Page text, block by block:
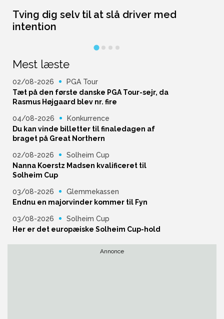
Tving dig selv til at slå driver med
intention
Mest læste
02/08-2026
PGA Tour
Tæt på den første danske PGA Tour-sejr, da
Rasmus Højgaard blev nr. fire
04/08-2026
Konkurrence
Du kan vinde billetter til finaledagen af
braget på Great Northern
02/08-2026
Solheim Cup
Nanna Koerstz Madsen kvalificeret til
Solheim Cup
03/08-2026
Glemmekassen
Endnu en majorvinder kommer til Fyn
03/08-2026
Solheim Cup
Her er det europæiske Solheim Cup-hold
Annonce